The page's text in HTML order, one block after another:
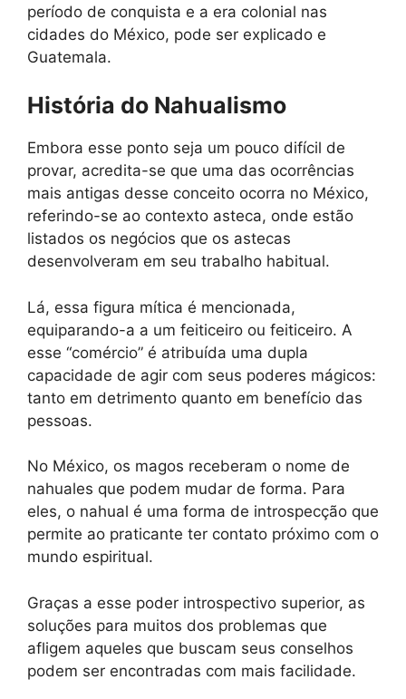
período de conquista e a era colonial nas
cidades do México, pode ser explicado e
Guatemala.
História do Nahualismo
Embora esse ponto seja um pouco difícil de
provar, acredita-se que uma das ocorrências
mais antigas desse conceito ocorra no México,
referindo-se ao contexto asteca, onde estão
listados os negócios que os astecas
desenvolveram em seu trabalho habitual.
Lá, essa figura mítica é mencionada,
equiparando-a a um feiticeiro ou feiticeiro. A
esse “comércio” é atribuída uma dupla
capacidade de agir com seus poderes mágicos:
tanto em detrimento quanto em benefício das
pessoas.
No México, os magos receberam o nome de
nahuales que podem mudar de forma. Para
eles, o nahual é uma forma de introspecção que
permite ao praticante ter contato próximo com o
mundo espiritual.
Graças a esse poder introspectivo superior, as
soluções para muitos dos problemas que
afligem aqueles que buscam seus conselhos
podem ser encontradas com mais facilidade.